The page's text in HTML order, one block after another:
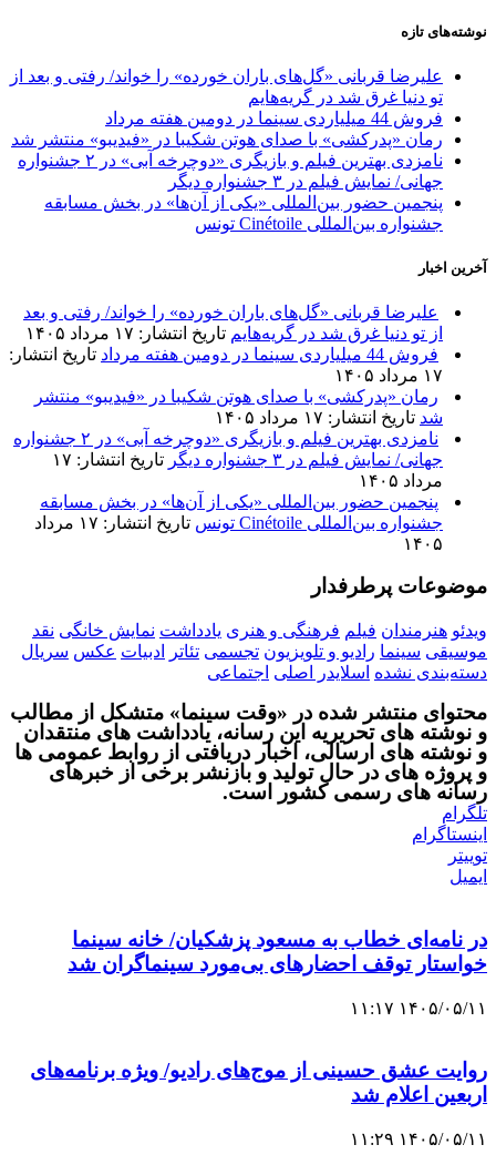
نوشته‌های تازه
علیرضا قربانی «گل‌های باران خورده» را خواند/ رفتی و بعد از
تو دنیا غرق شد در گریه‌هایم
فروش 44 میلیاردی سینما در دومین هفته مرداد
رمان «پدرکشی» با صدای هوتن شکیبا در «فیدیبو» منتشر شد
نامزدی بهترین فیلم و بازیگری «دوچرخه آبی» در ۲ جشنواره
جهانی/ نمایش فیلم در ۳ جشنواره دیگر
پنجمین حضور بین‌المللی «یکی از آن‌ها» در بخش مسابقه
جشنواره بین‌المللی Cinétoile تونس
آخرین اخبار
علیرضا قربانی «گل‌های باران خورده» را خواند/ رفتی و بعد
از تو دنیا غرق شد در گریه‌هایم تاریخ انتشار: ۱۷ مرداد ۱۴۰۵
فروش 44 میلیاردی سینما در دومین هفته مرداد
تاریخ انتشار:
۱۷ مرداد ۱۴۰۵
رمان «پدرکشی» با صدای هوتن شکیبا در «فیدیبو» منتشر
شد تاریخ انتشار: ۱۷ مرداد ۱۴۰۵
نامزدی بهترین فیلم و بازیگری «دوچرخه آبی» در ۲ جشنواره
جهانی/ نمایش فیلم در ۳ جشنواره دیگر
تاریخ انتشار: ۱۷
مرداد ۱۴۰۵
پنجمین حضور بین‌المللی «یکی از آن‌ها» در بخش مسابقه
جشنواره بین‌المللی Cinétoile تونس
تاریخ انتشار: ۱۷ مرداد
۱۴۰۵
موضوعات پرطرفدار
ویدئو هنرمندان فیلم فرهنگی و هنری یادداشت نمایش خانگی نقد
موسیقی سینما رادیو و تلویزیون تجسمی تئاتر ادبیات عکس سریال
دسته‌بندی نشده اسلایدر اصلی اجتماعی
محتوای منتشر شده در «وقت سینما» متشکل از مطالب
و نوشته های تحریریه این رسانه، یادداشت های منتقدان
و نوشته های ارسالی، اخبار دریافتی از روابط عمومی ها
و پروژه های در حال تولید و بازنشر برخی از خبرهای
رسانه های رسمی کشور است.
تلگرام
اینستاگرام
توییتر
ایمیل
در نامه‌ای خطاب به مسعود پزشکیان/ خانه سینما
خواستار توقف احضارهای بی‌مورد سینماگران شد
۱۴۰۵/۰۵/۱۱ ۱۱:۱۷
روایت عشق حسینی از موج‌های رادیو/ ویژه ‌برنامه‌های
اربعین اعلام شد
۱۴۰۵/۰۵/۱۱ ۱۱:۲۹